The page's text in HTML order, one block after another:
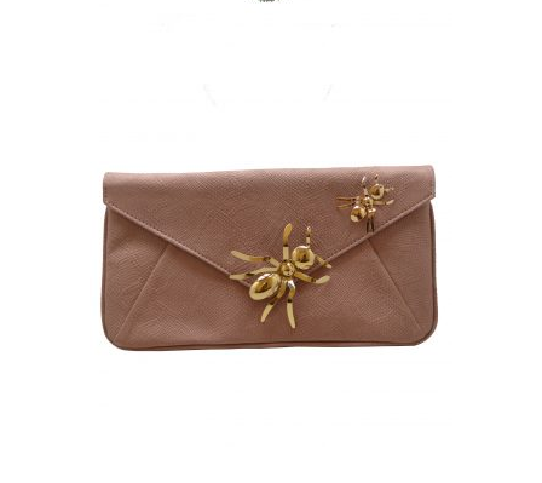
CARTERA/BOLSO EN ANTE
COLOR ROSA PALO CON
APLIQUES DE HORMIGAS
50,00€